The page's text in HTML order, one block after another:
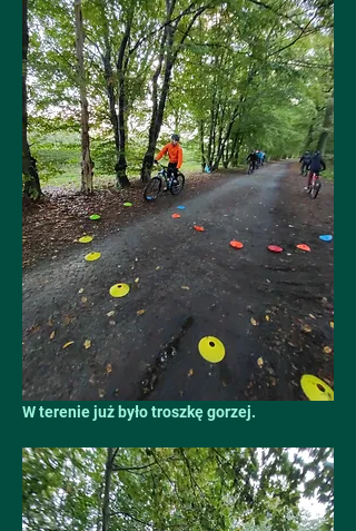
W terenie już było troszkę gorzej.